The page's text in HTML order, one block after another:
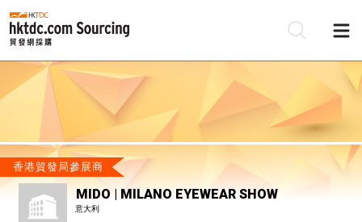
香港貿發局參展商
MIDO | MILANO EYEWEAR SHOW
意大利